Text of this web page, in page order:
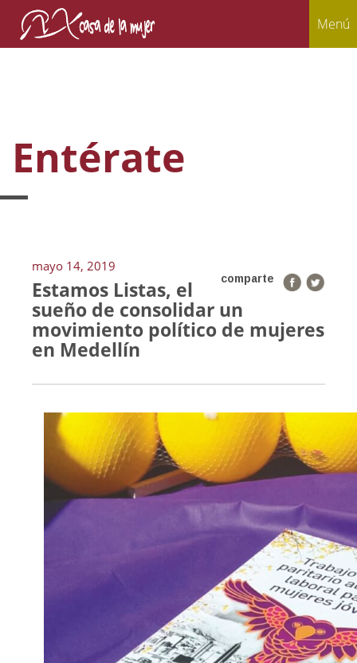
Menú
Entérate
mayo 14, 2019
comparte
Estamos Listas, el
sueño de consolidar un
movimiento político de mujeres
en Medellín